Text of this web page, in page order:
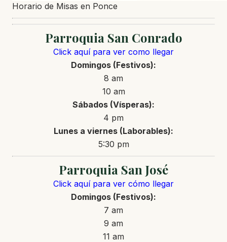
Horario de Misas en Ponce
Parroquia San Conrado
Click aquí para ver como llegar
Domingos (Festivos):
8 am
10 am
Sábados (Vísperas):
4 pm
Lunes a viernes (Laborables):
5:30 pm
Parroquia San José
Click aquí para ver cómo llegar
Domingos (Festivos):
7 am
9 am
11 am